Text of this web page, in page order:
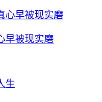
早被现实磨